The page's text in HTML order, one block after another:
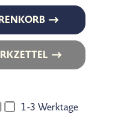
1-3 Werktage